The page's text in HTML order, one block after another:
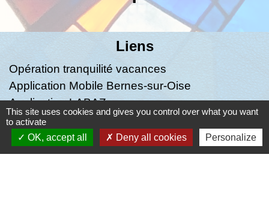
Liens
Opération tranquilité vacances
Application Mobile Bernes-sur-Oise
Application LABAZ
Mentions légales - Politique de confidentialité -
Accessibilité - Plan du site -
This site uses cookies and gives you control over what you want
to activate
OK, accept all
Deny all cookies Personalize